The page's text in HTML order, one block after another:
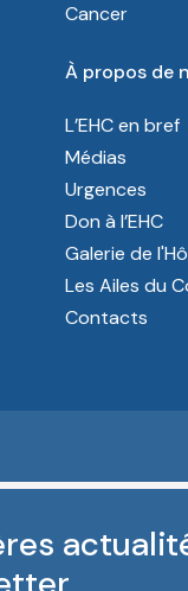
Cancer
À propos de
L’EHC en bref
Médias
Urgences
Don à l’EHC
Galerie de
Les Ailes du
Contacts